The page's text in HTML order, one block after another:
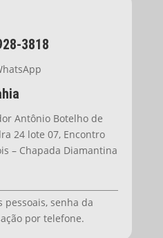
3818
Antônio Botelho de
24 lote 07, Encontro
– Chapada Diamantina
pessoais, senha da
por telefone.